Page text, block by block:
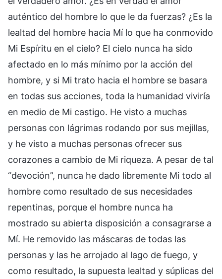
auténtico del hombre lo que le da fuerzas? ¿Es la
lealtad del hombre hacia Mí lo que ha conmovido
Mi Espíritu en el cielo? El cielo nunca ha sido
afectado en lo más mínimo por la acción del
hombre, y si Mi trato hacia el hombre se basara
en todas sus acciones, toda la humanidad viviría
en medio de Mi castigo. He visto a muchas
personas con lágrimas rodando por sus mejillas,
y he visto a muchas personas ofrecer sus
corazones a cambio de Mi riqueza. A pesar de tal
“devoción”, nunca he dado libremente Mi todo al
hombre como resultado de sus necesidades
repentinas, porque el hombre nunca ha
mostrado su abierta disposición a consagrarse a
Mí. He removido las máscaras de todas las
personas y las he arrojado al lago de fuego, y
como resultado, la supuesta lealtad y súplicas del